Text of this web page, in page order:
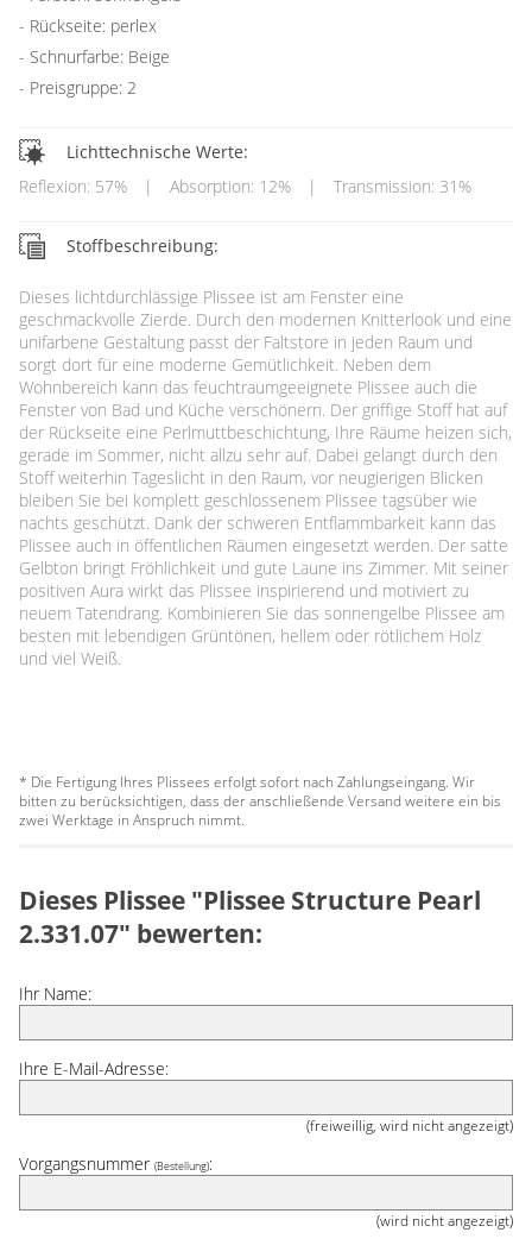
Rückseite: perlex
Schnurfarbe: Beige
Preisgruppe: 2
Lichttechnische Werte:
Reflexion: 57%
| Absorption: 12% | Transmission: 31%
Stoffbeschreibung:
Dieses lichtdurchlässige Plissee ist am Fenster eine
geschmackvolle Zierde. Durch den modernen Knitterlook und eine
unifarbene Gestaltung passt der Faltstore in jeden Raum und
sorgt dort für eine moderne Gemütlichkeit. Neben dem
Wohnbereich kann das feuchtraumgeeignete Plissee auch die
Fenster von Bad und Küche verschönern. Der griffige Stoff hat auf
der Rückseite eine Perlmuttbeschichtung, Ihre Räume heizen sich,
gerade im Sommer, nicht allzu sehr auf. Dabei gelangt durch den
Stoff weiterhin Tageslicht in den Raum, vor neugierigen Blicken
bleiben Sie bei komplett geschlossenem Plissee tagsüber wie
nachts geschützt. Dank der schweren Entflammbarkeit kann das
Plissee auch in öffentlichen Räumen eingesetzt werden. Der satte
Gelbton bringt Fröhlichkeit und gute Laune ins Zimmer. Mit seiner
positiven Aura wirkt das Plissee inspirierend und motiviert zu
neuem Tatendrang. Kombinieren Sie das sonnengelbe Plissee am
besten mit lebendigen Grüntönen, hellem oder rötlichem Holz
und viel Weiß.
* Die Fertigung Ihres Plissees erfolgt sofort nach Zahlungseingang. Wir
bitten zu berücksichtigen, dass der anschließende Versand weitere ein bis
zwei Werktage in Anspruch nimmt.
Dieses Plissee "Plissee Structure Pearl
2.331.07" bewerten:
Ihr Name:
Ihre E-Mail-Adresse:
(freiweillig, wird nicht angezeigt)
Vorgangsnummer (Bestellung):
(wird nicht angezeigt)